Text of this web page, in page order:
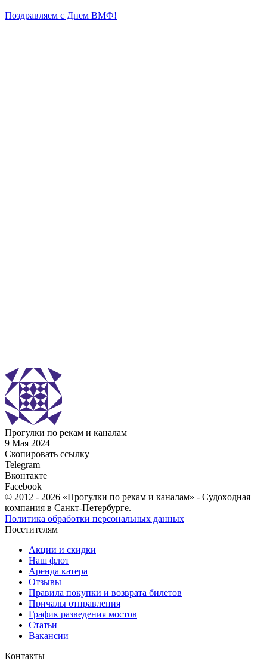
Поздравляем с Днем ВМФ!
Прогулки по рекам и каналам
9 Мая 2024
Скопировать ссылку
Telegram
Вконтакте
Facebook
© 2012 - 2026 «Прогулки по рекам и каналам» - Cудoxoднaя
кoмпaния в Санкт-Петербурге.
Политика обработки персональных данных
Посетителям
Акции и скидки
Наш флот
Аренда катера
Отзывы
Правила покупки и возврата билетов
Причалы отправления
График разведения мостов
Статьи
Вакансии
Контакты